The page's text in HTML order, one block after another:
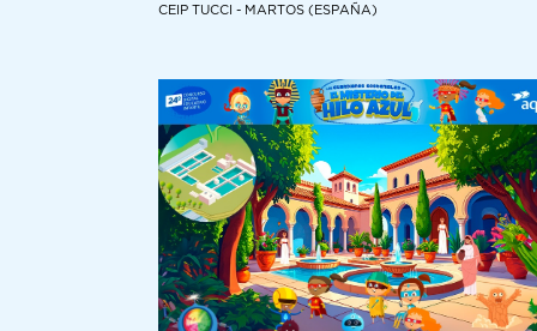
CEIP TUCCI - MARTOS (ESPAÑA)